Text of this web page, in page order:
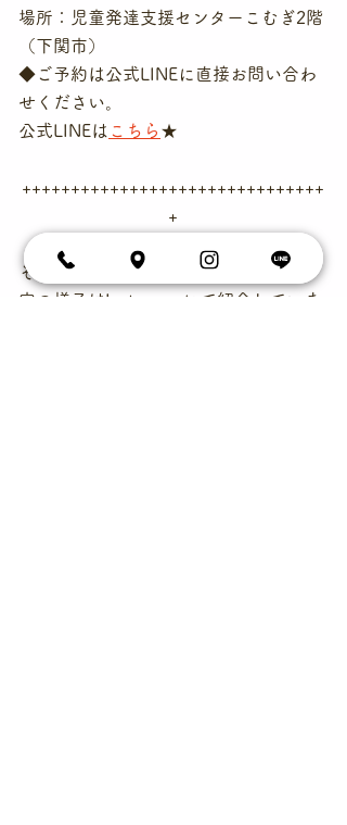
場所：児童発達支援センターこむぎ2階
（下関市）
◆ご予約は公式LINEに直接お問い合わ
せください。
公式LINEは こちら ★
+++++++++++++++++++++++++++++++
+
そらまめの活動やこれまで開催した教
室の様子はInstagramにて紹介していま